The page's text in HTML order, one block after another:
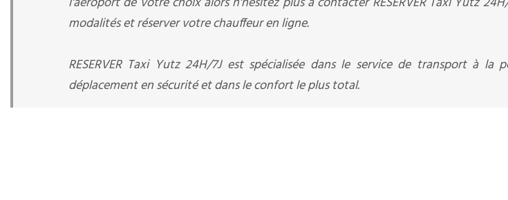
modalités et réserver votre chauffeur en ligne.
RESERVER Taxi Yutz 24H/7J est spécialisée dans le service de transport à la
déplacement en sécurité et dans le confort le plus total.